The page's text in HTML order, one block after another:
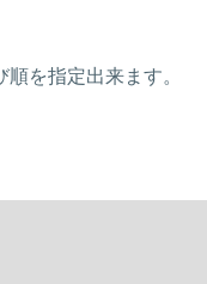
を指定出来ます。